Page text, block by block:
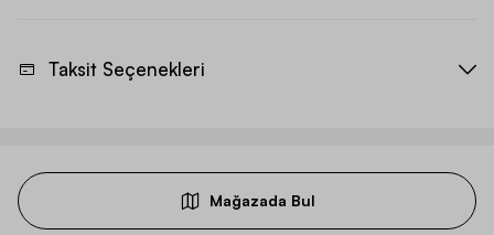
Taksit Seçenekleri
Mağazada Bul